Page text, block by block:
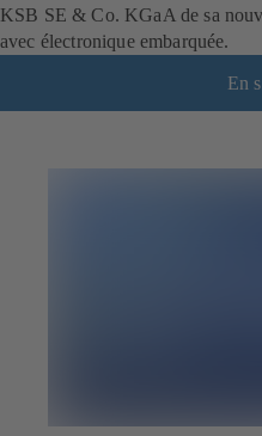
KSB SE & Co. KGaA de sa
avec électronique embarquée.
En